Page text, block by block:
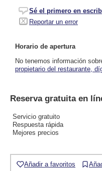
Sé el primero en
Reportar un error
Horario de apertura
No tenemos información
propietario del restaurante,
Reserva gratuita en
Servicio gratuito
Respuesta rápida
Mejores precios
Añadir a favoritos